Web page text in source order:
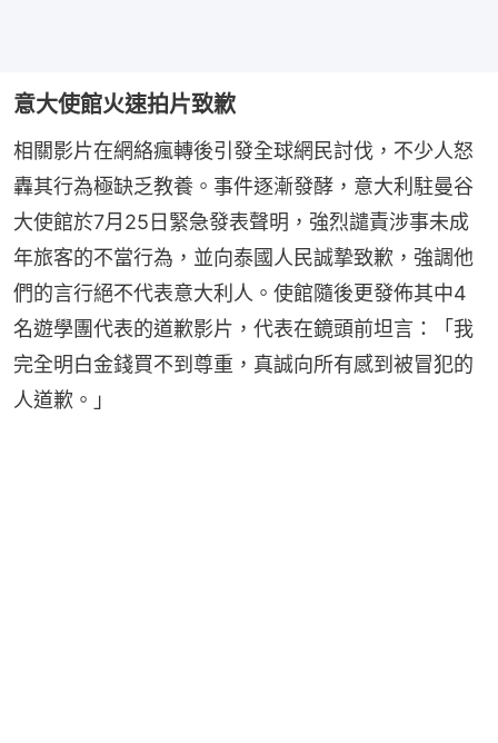
轟其行為極缺乏教養。事件逐漸發酵，意大利駐曼谷
大使館於7月25日緊急發表聲明，強烈譴責涉事未成
年旅客的不當行為，並向泰國人民誠摯致歉，強調他
們的言行絕不代表意大利人。使館隨後更發佈其中4
名遊學團代表的道歉影片，代表在鏡頭前坦言：「我
完全明白金錢買不到尊重，真誠向所有感到被冒犯的
人道歉。」